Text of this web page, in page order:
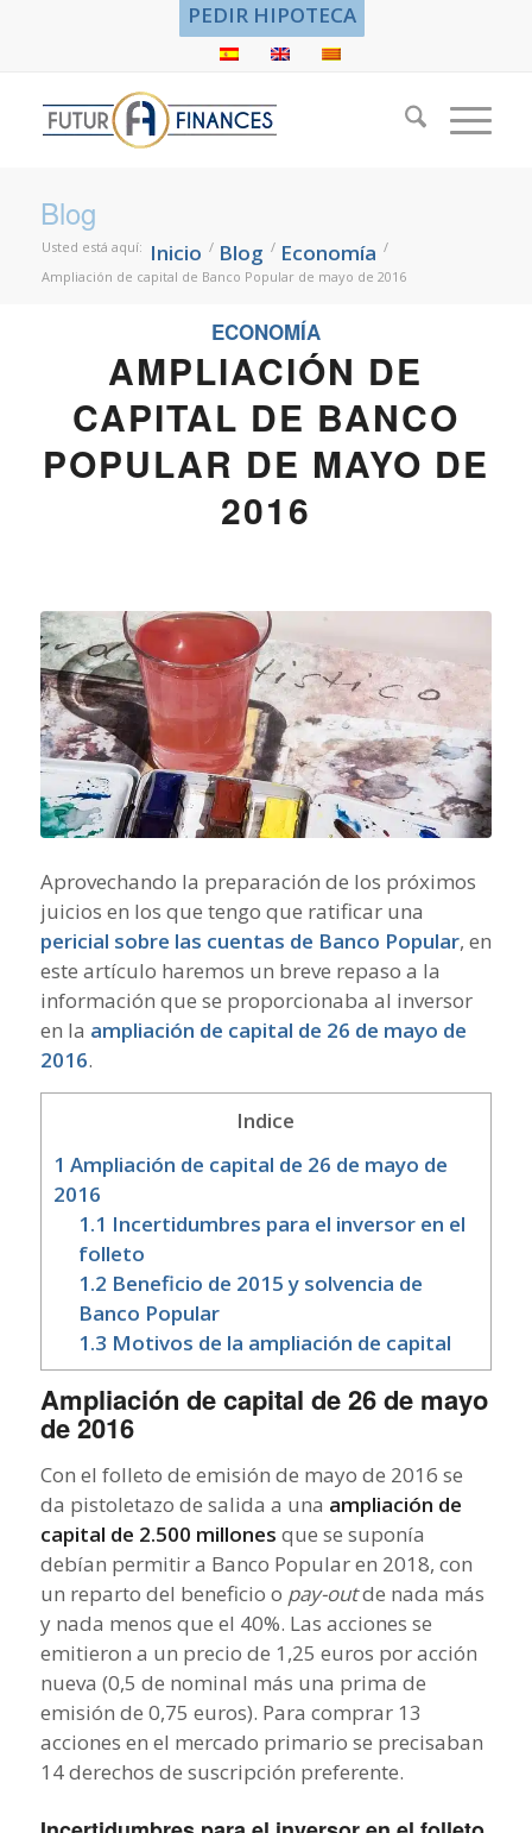
PEDIR HIPOTECA
Blog
Usted está aquí: Inicio / Blog / Economía /
Ampliación de capital de Banco Popular de mayo de 2016
ECONOMÍA
AMPLIACIÓN DE
CAPITAL DE BANCO
POPULAR DE MAYO DE
2016
Aprovechando la preparación de los próximos
juicios en los que tengo que ratificar una
pericial sobre las cuentas de Banco Popular, en
este artículo haremos un breve repaso a la
información que se proporcionaba al inversor
en la ampliación de capital de 26 de mayo de
2016.
Indice
1 Ampliación de capital de 26 de mayo de
2016
1.1 Incertidumbres para el inversor en el
folleto
1.2 Beneficio de 2015 y solvencia de
Banco Popular
1.3 Motivos de la ampliación de capital
Ampliación de capital de 26 de mayo
de 2016
Con el folleto de emisión de mayo de 2016 se
da pistoletazo de salida a una ampliación de
capital de 2.500 millones que se suponía
debían permitir a Banco Popular en 2018, con
un reparto del beneficio o pay-outde nada más
y nada menos que el 40%. Las acciones se
emitieron a un precio de 1,25 euros por acción
nueva (0,5 de nominal más una prima de
emisión de 0,75 euros). Para comprar 13
acciones en el mercado primario se precisaban
14 derechos de suscripción preferente.